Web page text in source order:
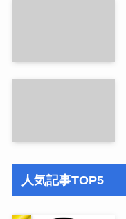
人気記事TOP5